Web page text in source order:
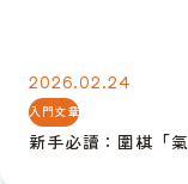
2026.02.24
入門文章
新手必讀：圍棋「